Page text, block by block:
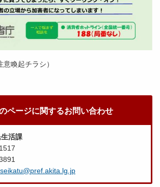
喚起チラシ）
ページに関するお問い合わせ
活課